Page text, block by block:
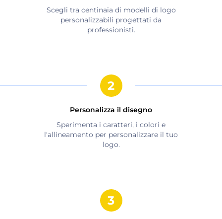
Scegli tra centinaia di modelli di logo
personalizzabili progettati da
professionisti.
Personalizza il disegno
Sperimenta i caratteri, i colori e
l'allineamento per personalizzare il tuo
logo.